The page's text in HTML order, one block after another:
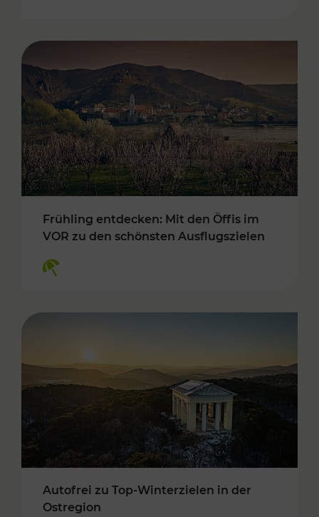
Frühling entdecken: Mit den Öffis im
VOR zu den schönsten Ausflugszielen
Autofrei zu Top-Winterzielen in der
Ostregion